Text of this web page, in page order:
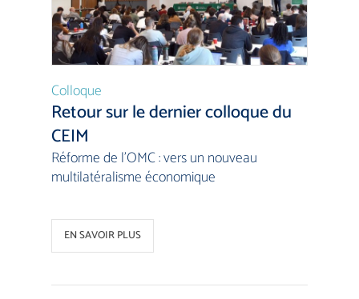
Colloque
Retour sur le dernier colloque du
CEIM
Réforme de l’OMC : vers un nouveau
multilatéralisme économique
EN SAVOIR PLUS